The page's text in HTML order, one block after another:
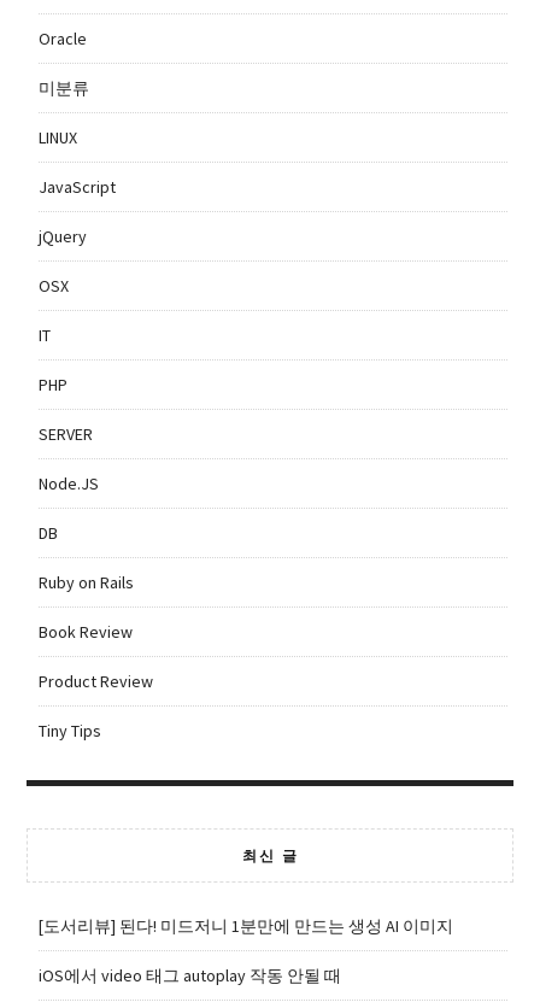
Oracle
미분류
LINUX
JavaScript
jQuery
OSX
IT
PHP
SERVER
Node.JS
DB
Ruby on Rails
Book Review
Product Review
Tiny Tips
최신 글
[도서리뷰] 된다! 미드저니 1분만에 만드는 생성 AI 이미지
iOS에서 video 태그 autoplay 작동 안될 때